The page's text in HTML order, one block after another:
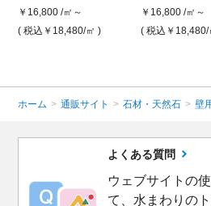
￥16,800 /㎡～
( 税込￥18,480/㎡ )
￥16,800 /㎡～
( 税込￥18,480/
ホーム > 通販サイト > 石材・天然石 > 壁
よくある質問
ウェブサイトの
て、水まわりの